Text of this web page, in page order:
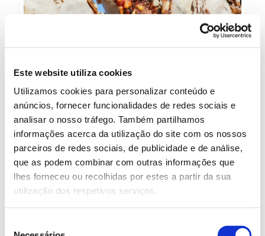
Este website utiliza cookies
Utilizamos cookies para personalizar conteúdo e
anúncios, fornecer funcionalidades de redes sociais e
analisar o nosso tráfego. Também partilhamos
informações acerca da utilização do site com os nossos
parceiros de redes sociais, de publicidade e de análise,
que as podem combinar com outras informações que
lhes forneceu ou recolhidas por estes a partir da sua
utilização dos respetivos serviços.
O incenso da Boswellia sacra, que merece
referência bíblica, é conhecido pelo nome de
“frankincense”,termo que deriva do francês
antigopara “incenso puro”. Por sua vez, a
mirra obtida da Commiphora myrrha é
tradicionalmente designada por “murr” ou